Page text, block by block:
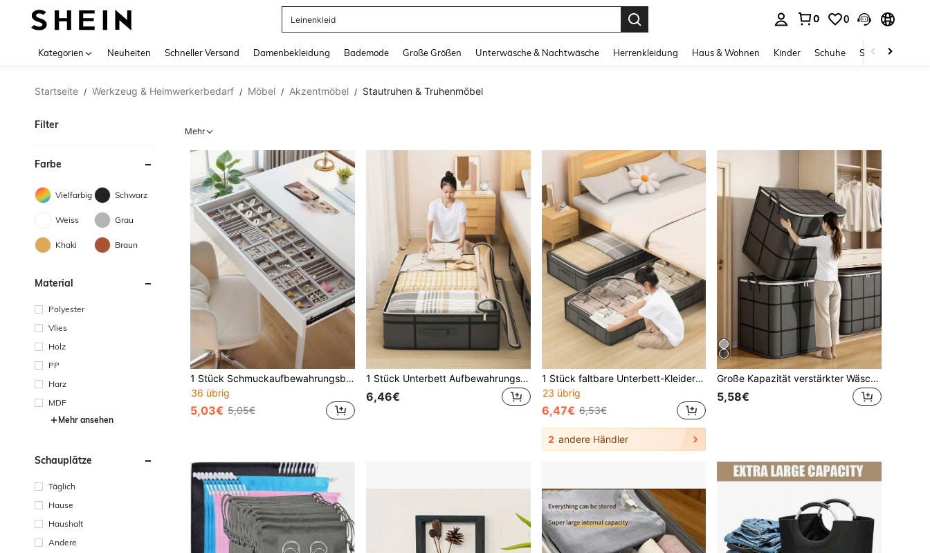
Sommertops
0 0
Kategorien Neuheiten Schneller Versand Damenbekleidung Bademode Große Größen Unterwäsche & Nachtwäsche Herrenkleidung Haus & Wohnen Kinder Schuhe Schmuck &
Startseite / Werkzeug & Heimwerkerbedarf / Möbel / Akzentmöbel / Stautruhen & Truhenmöbel
Filter
Farbe
Vielfarbig Schwarz
Weiss Grau
Khaki Braun
Material
Polyester
Vlies
Holz
PP
Harz
MDF
Mehr ansehen
Schauplätze
Täglich
Hause
Haushalt
Andere
Mehr
1 Stück Schmuckaufbewahrungsbox, Organizer Tablett für Ohrringe, Armbänder, Ringe, Halsketten, Uhren, hochwertige Samt Schmuckbox, Gold
36 übrig
5,03€ 5,05€
1 Stück Unterbett Aufbewahrungstasche, Bettdecken Organizer Tasche, Große Kapazität wasserdichte staubdichte Decken Aufbewahrungsbox mit transparentem Fenster und Griff, Kapazität: 30L/90L/125L
6,46€
1 Stück faltbare Unterbett-Kleideraufbewahrungstasche, Kleiderschrank-Aufbewahrungstasche & Aufbewahrungsbox, Kleidung und Decken Organizer. Perfekt für Steppdecken. Mit transparentem sichtbarem Deckel und verstärkten Griffen, ideal zum Aufbewahren von Decken, Steppdecken, Pullovern
23 übrig
6,47€ 6,53€
2 andere Händler
Große Kapazität verstärkter Wäschekorb mit Deckel, Aufbewahrungsbehälter für Kleidung und Spielzeug, stapelbarer Würfel-Organizer für Zuhause, geeignet für Schlafzimmer, Wohnzimmer, Auto, Reisen, Umzug und Schulsachen für Studenten
5,58€